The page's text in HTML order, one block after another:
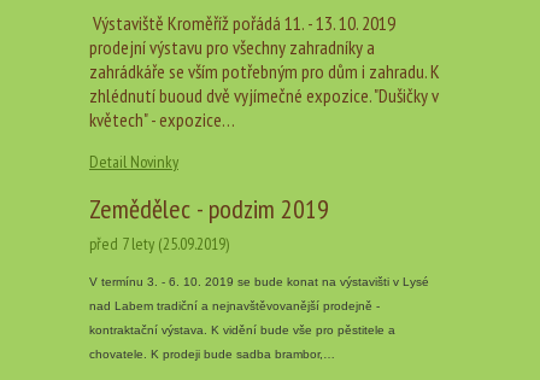
Výstaviště Kroměříž pořádá 11. - 13. 10. 2019
prodejní výstavu pro všechny zahradníky a
zahrádkáře se vším potřebným pro dům i zahradu. K
zhlédnutí buoud dvě vyjímečné expozice. "Dušičky v
květech" - expozice…
Detail Novinky
Zemědělec - podzim 2019
před 7 lety (25.09.2019)
V termínu 3. - 6. 10. 2019 se bude konat na výstavišti v Lysé
nad Labem tradiční a nejnavštěvovanější prodejně -
kontraktační výstava. K vidění bude vše pro pěstitele a
chovatele. K prodeji bude sadba brambor,…